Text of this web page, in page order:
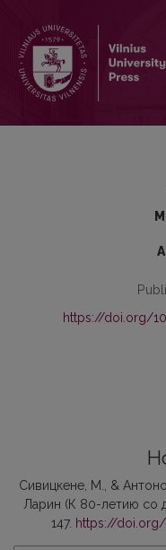
https://doi.org/
Сивицкене, М., &
Ларин (К 80-летию со
147. https://doi.org/